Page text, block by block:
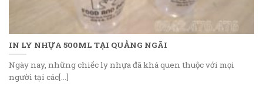
IN LY NHỰA 500ML TẠI QUẢNG NGÃI
Ngày nay, những chiếc ly nhựa đã khá quen thuộc với mọi
người tại các[...]